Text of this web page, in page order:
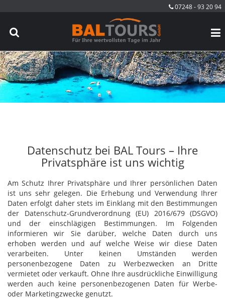
07248 - 93 20 94
Datenschutz bei BAL Tours – Ihre
Privatsphäre ist uns wichtig
Am Schutz Ihrer Privatsphäre und Ihrer persönlichen Daten
ist uns sehr gelegen. Die Erhebung und Verwendung Ihrer
Daten erfolgt daher stets im Einklang mit den Bestimmungen
der Datenschutz-Grundverordnung (EU) 2016/679 (DSGVO)
und der einschlägigen Bestimmungen. Im Folgenden
informieren wir Sie darüber, welche Daten durch uns
erhoben werden und auf welche Weise wir diese Daten
verarbeiten. Unter keinen Umständen werden
personenbezogene Daten zu Werbezwecken an Dritte
vermietet oder verkauft. Ohne Ihre ausdrückliche Einwilligung
werden auch keine personenbezogenen Daten für Werbe-
oder Marketingzwecke genutzt.